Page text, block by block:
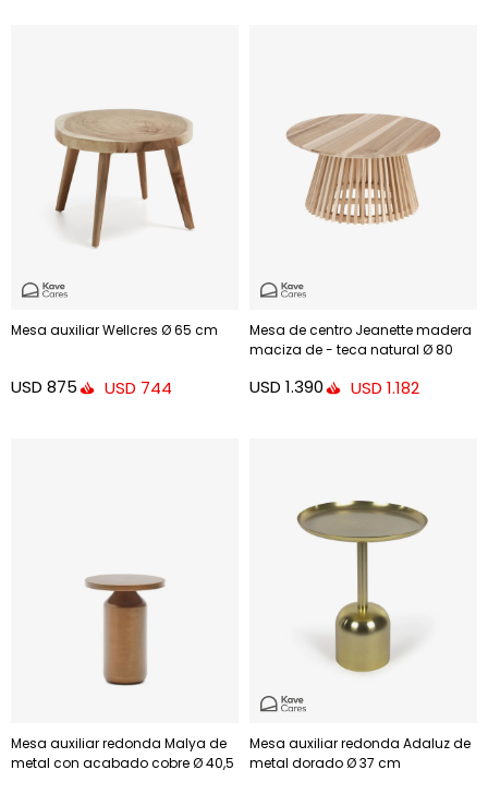
Mesa auxiliar Wellcres Ø 65 cm
USD 875 USD 744
Mesa de centro Jeanette madera
maciza de - teca natural Ø 80
USD 1.390 USD 1.182
Mesa auxiliar redonda Malya de
metal con acabado cobre Ø 40,5
Mesa auxiliar redonda Adaluz de
metal dorado Ø 37 cm